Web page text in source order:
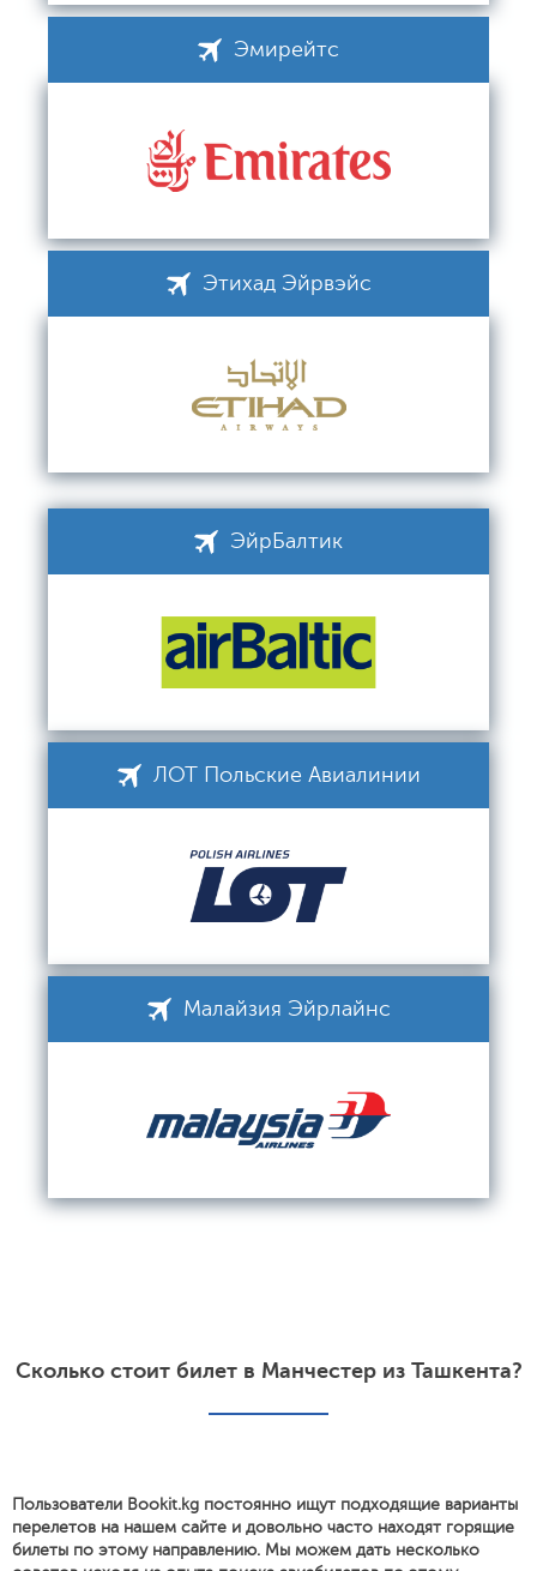
Эмирейтс
Этихад Эйрвэйс
ЭйрБалтик
ЛОТ Польские Авиалинии
Малайзия Эйрлайнс
Сколько стоит билет в Манчестер из Ташкента?
Пользователи Bookit.kg постоянно ищут подходящие варианты
перелетов на нашем сайте и довольно часто находят горящие
билеты по этому направлению. Мы можем дать несколько